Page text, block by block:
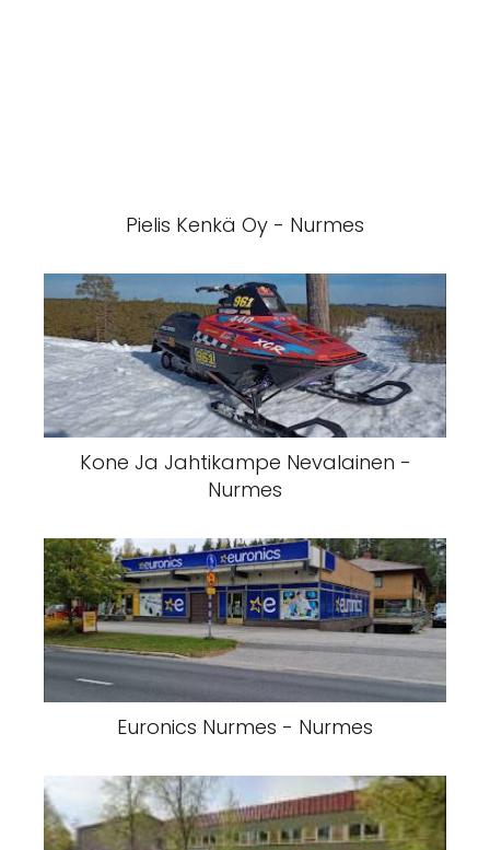
Pielis Kenkä Oy - Nurmes
Kone Ja Jahtikampe Nevalainen -
Nurmes
Euronics Nurmes - Nurmes